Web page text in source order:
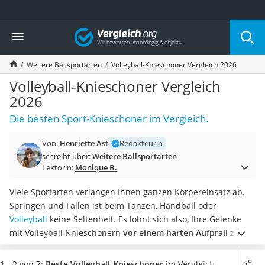
Die beliebtesten Vergleiche nach Kategorie
Freizeit & Sport
Gartentrampolin
Trampolin
Metalldetektor
Eufab-Fahrradträger
Trampolin 366 cm
Fahrradschloss
Futterboot
Air Bike
Trekkingschuhe Herren
Reisetasche mit Rollen
Klimmzugstation
Koffer
Nachtsichtgerät
Vergleich
Weitere Ballsportarten Volleyball-Knieschoner Vergleich 2026
Volleyball-Knieschoner Vergleich
2026
Die besten Sport-Knieschoner im Vergleich.
Von: Henriette Ast
Redakteurin
schreibt über:Weitere Ballsportarten
Lektorin: Monique B.
Viele Sportarten verlangen Ihnen ganzen Körpereinsatz ab.
Springen und Fallen ist beim Tanzen, Handball oder
Volleyball keine Seltenheit. Es lohnt sich also, Ihre Gelenke
mit Volleyball-Knieschonern vor einem harten Aufprall zu
schützen. Die Knieschoner lassen sicheinfach anlegen und
sitzen sicher wie Bandagen. Sie unterstützen Ihre Gelenke